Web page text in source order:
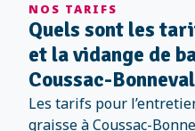
NOS TARIFS
Quels sont les
et la vidange de
Coussac-
Les tarifs pour
graisse à Coussac-